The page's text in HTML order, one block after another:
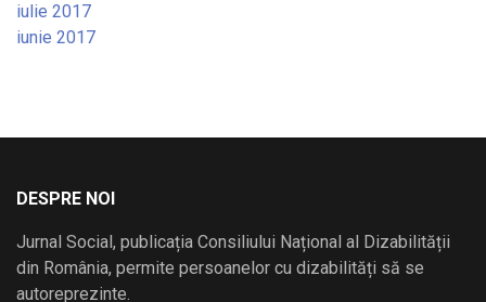
iulie 2017
iunie 2017
DESPRE NOI
Jurnal Social, publicația Consiliului Național al Dizabilității
din România, permite persoanelor cu dizabilități să se
autoreprezinte.